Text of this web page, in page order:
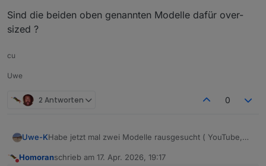
Sind die beiden oben genannten Modelle dafür over-
sized ?
cu
Uwe
2 Antworten 0
Uwe-KHabe jetzt mal zwei Modelle rausgesucht ( YouTube,
lenovo thinkcentre i3 32gb : 349€
Homoranschrieb am 17. Apr. 2026, 19:17
zuletzt editiert von